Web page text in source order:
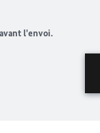
l'envoi.